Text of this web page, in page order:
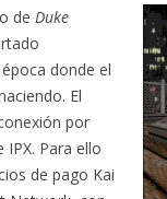
deDuke
donde el
El
por
Para ello
de pago Kai